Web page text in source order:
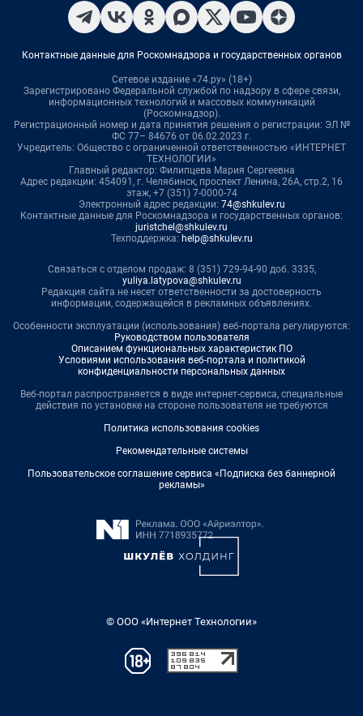
Контактные данные для Роскомнадзора и государственных органов
Сетевое издание «74.ру» (18+)
Зарегистрировано Федеральной службой по надзору в сфере связи,
информационных технологий и массовых коммуникаций
(Роскомнадзор).
Регистрационный номер и дата принятия решения о регистрации: ЭЛ №
ФС 77– 84676 от 06.02.2023 г.
Учредитель: Общество с ограниченной ответственностью «ИНТЕРНЕТ
ТЕХНОЛОГИИ»
Главный редактор: Филипцева Мария Сергеевна
Адрес редакции: 454091, г. Челябинск, проспект Ленина, 26А, стр.2, 16
этаж, +7 (351) 7-0000-74
Электронный адрес редакции: 74@shkulev.ru
Контактные данные для Роскомнадзора и государственных органов:
juristchel@shkulev.ru
Техподдержка: help@shkulev.ru
Связаться с отделом продаж: 8 (351) 729-94-90 доб. 3335,
yuliya.latypova@shkulev.ru
Редакция сайта не несет ответственности за достоверность
информации, содержащейся в рекламных объявлениях.
Особенности эксплуатации (использования) веб-портала регулируются:
Руководством пользователя
Описанием функциональных характеристик ПО
Условиями использования веб-портала и политикой
конфиденциальности персональных данных
Веб-портал распространяется в виде интернет-сервиса, специальные
действия по установке на стороне пользователя не требуются
Политика использования cookies
Рекомендательные системы
Пользовательское соглашение сервиса «Подписка без баннерной
рекламы»
© ООО «Интернет Технологии»